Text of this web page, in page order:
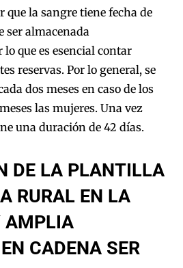
que la sangre tiene fecha de
ser almacenada
que es esencial contar
reservas. Por lo general, se
dos meses en caso de los
las mujeres. Una vez
una duración de 42 días.
DE LA PLANTILLA
RURAL EN LA
AMPLIA
CADENA SER